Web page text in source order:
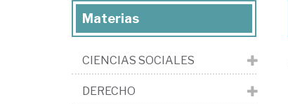
Materias
CIENCIAS SOCIALES
DERECHO